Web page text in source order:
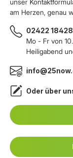
am Herzen, genau
02422
Mo - Fr von
Heiligabend
Oder über